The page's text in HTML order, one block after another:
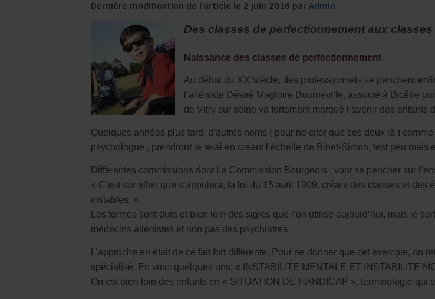
Dernière modification de l’article le 2 juin 2016 par Admin
Des classes de perfectionnement aux
Naissance des classes de perfectionnement
Au début du XX°siècle, des professionnels se penchent
l’aliéniste Désiré Magloire Bourneville, associé à Bicêtre
de Vitry sur seine va fortement marqué l’avenir des enfants
Quelques années plus tard, d’autres noms ( pour ne citer que ces deux là )
psychologue , prendront le relai en créant l’échelle de Binet-Simon, test peu mais
Différentes commissions dont La Commission Bourgeois , vont se pencher sur
« C’est sur elles que s’appuiera, la loi du 15 avril 1909, créant des classes et
instables. ».
Les termes sont durs et bien loin des sigles que l’on utilise aujourd’hui, mais le
médecins aliénistes et non pas des psychiatres.
L’approche en était de ce fait fort différente. Pour ne donner que cet exemple, on
spécialisé. En voici quelques uns: « INSTABILITE MENTALE ET INSTABILITE
On est bien loin des enfants en « SITUATION DE HANDICAP », terminologie qui